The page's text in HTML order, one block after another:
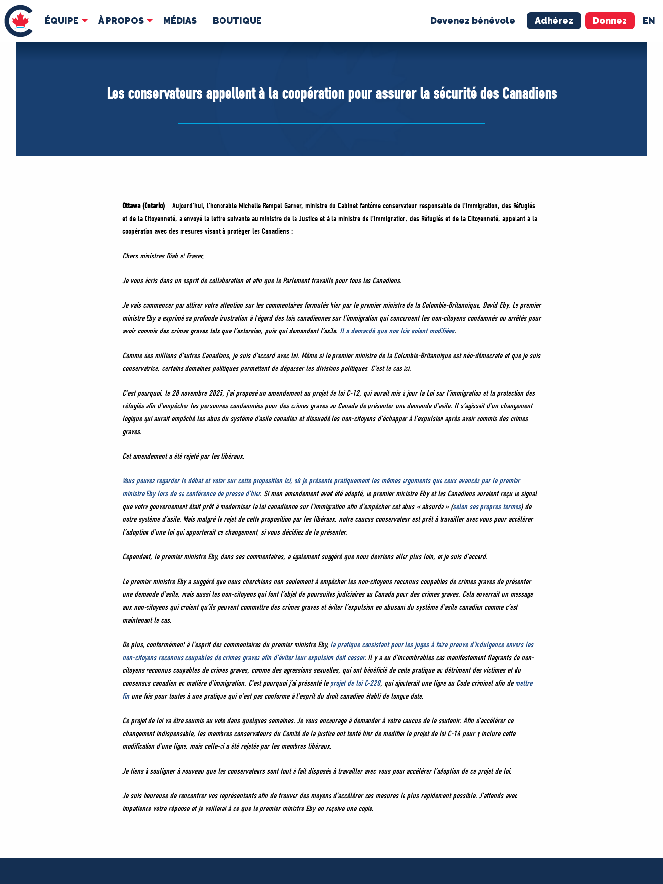
ÉQUIPE À PROPOS MÉDIAS BOUTIQUE Devenez bénévole Adhérez Donnez EN
ÉQUIPE
Vos députés conservateurs
À PROPOS MÉDIAS BÉNÉVOLE ADHÉREZ
BOUTIQUE
Les conservateurs appellent à la coopération pour assurer la sécurité des Canadiens
Ottawa (Ontario) – Aujourd’hui, l’honorable Michelle Rempel Garner, ministre du Cabinet fantôme conservateur responsable de l’Immigration, des Réfugiés
et de la Citoyenneté, a envoyé la lettre suivante au ministre de la Justice et à la ministre de l’Immigration, des Réfugiés et de la Citoyenneté, appelant à la
coopération avec des mesures visant à protéger les Canadiens :
Chers ministres Diab et Fraser,
Je vous écris dans un esprit de collaboration et afin que le Parlement travaille pour tous les Canadiens.
Je vais commencer par attirer votre attention sur les commentaires formulés hier par le premier ministre de la Colombie-Britannique, David Eby. Le premier
ministre Eby a exprimé sa profonde frustration à l’égard des lois canadiennes sur l’immigration qui concernent les non-citoyens condamnés ou arrêtés pour
avoir commis des crimes graves tels que l’extorsion, puis qui demandent l’asile. Il a demandé que nos lois soient modifiées.
Comme des millions d’autres Canadiens, je suis d’accord avec lui. Même si le premier ministre de la Colombie-Britannique est néo-démocrate et que je suis
conservatrice, certains domaines politiques permettent de dépasser les divisions politiques. C’est le cas ici.
C’est pourquoi, le 28 novembre 2025, j’ai proposé un amendement au projet de loi C-12, qui aurait mis à jour la Loi sur l’immigration et la protection des
réfugiés afin d’empêcher les personnes condamnées pour des crimes graves au Canada de présenter une demande d’asile. Il s’agissait d’un changement
logique qui aurait empêché les abus du système d’asile canadien et dissuadé les non-citoyens d’échapper à l’expulsion après avoir commis des crimes
graves.
Cet amendement a été rejeté par les libéraux.
Vous pouvez regarder le débat et voter sur cette proposition ici, où je présente pratiquement les mêmes arguments que ceux avancés par le premier
ministre Eby lors de sa conférence de presse d’hier. Si mon amendement avait été adopté, le premier ministre Eby et les Canadiens auraient reçu le signal
que votre gouvernement était prêt à moderniser la loi canadienne sur l’immigration afin d’empêcher cet abus « absurde » (selon ses propres termes) de
notre système d’asile. Mais malgré le rejet de cette proposition par les libéraux, notre caucus conservateur est prêt à travailler avec vous pour accélérer
l’adoption d’une loi qui apporterait ce changement, si vous décidiez de la présenter.
Cependant, le premier ministre Eby, dans ses commentaires, a également suggéré que nous devrions aller plus loin, et je suis d’accord.
Le premier ministre Eby a suggéré que nous cherchions non seulement à empêcher les non-citoyens reconnus coupables de crimes graves de présenter
une demande d’asile, mais aussi les non-citoyens qui font l’objet de poursuites judiciaires au Canada pour des crimes graves. Cela enverrait un message
aux non-citoyens qui croient qu’ils peuvent commettre des crimes graves et éviter l’expulsion en abusant du système d’asile canadien comme c’est
maintenant le cas.
De plus, conformément à l’esprit des commentaires du premier ministre Eby, la pratique consistant pour les juges à faire preuve d’indulgence envers les
non-citoyens reconnus coupables de crimes graves afin d’éviter leur expulsion doit cesser. Il y a eu d’innombrables cas manifestement flagrants de non-
citoyens reconnus coupables de crimes graves, comme des agressions sexuelles, qui ont bénéficié de cette pratique au détriment des victimes et du
consensus canadien en matière d’immigration. C’est pourquoi j’ai présenté le projet de loi C-220, qui ajouterait une ligne au Code criminel afin de mettre
finune fois pour toutes à une pratique qui n’est pas conforme à l’esprit du droit canadien établi de longue date.
Ce projet de loi va être soumis au vote dans quelques semaines. Je vous encourage à demander à votre caucus de le soutenir. Afin d’accélérer ce
changement indispensable, les membres conservateurs du Comité de la justice ont tenté hier de modifier le projet de loi C-14 pour y inclure cette
modification d’une ligne, mais celle-ci a été rejetée par les membres libéraux.
Je tiens à souligner à nouveau que les conservateurs sont tout à fait disposés à travailler avec vous pour accélérer l’adoption de ce projet de loi.
Je suis heureuse de rencontrer vos représentants afin de trouver des moyens d’accélérer ces mesures le plus rapidement possible. J’attends avec
impatience votre réponse et je veillerai à ce que le premier ministre Eby en reçoive une copie.